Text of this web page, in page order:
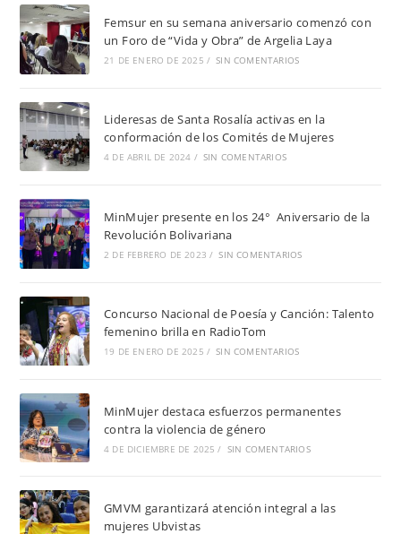
Femsur en su semana aniversario comenzó con
un Foro de “Vida y Obra” de Argelia Laya
21 DE ENERO DE 2025 / SIN COMENTARIOS
Lideresas de Santa Rosalía activas en la
conformación de los Comités de Mujeres
4 DE ABRIL DE 2024 / SIN COMENTARIOS
MinMujer presente en los 24° Aniversario de la
Revolución Bolivariana
2 DE FEBRERO DE 2023 / SIN COMENTARIOS
Concurso Nacional de Poesía y Canción: Talento
femenino brilla en RadioTom
19 DE ENERO DE 2025 / SIN COMENTARIOS
MinMujer destaca esfuerzos permanentes
contra la violencia de género
4 DE DICIEMBRE DE 2025 / SIN COMENTARIOS
GMVM garantizará atención integral a las
mujeres Ubvistas